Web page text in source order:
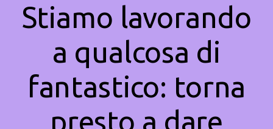
Stiamo lavorando
a qualcosa di
fantastico: torna
presto a dare